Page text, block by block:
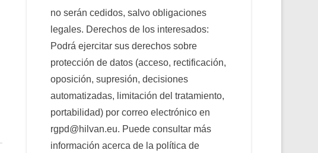
no serán cedidos, salvo obligaciones
legales. Derechos de los interesados:
Podrá ejercitar sus derechos sobre
protección de datos (acceso, rectificación,
oposición, supresión, decisiones
automatizadas, limitación del tratamiento,
portabilidad) por correo electrónico en
rgpd@hilvan.eu. Puede consultar más
información acerca de la política de